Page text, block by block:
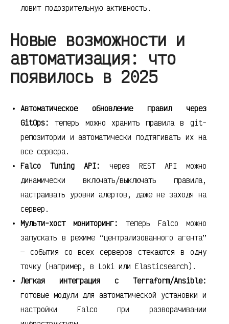
ловит подозрительную активность.
Новые возможности и
автоматизация: что
появилось в 2025
Автоматическое обновление правил через
GitOps:
теперь можно хранить правила в git-
репозитории и автоматически подтягивать их на
все сервера.
Falco Tuning API: через REST API можно
динамически включать/выключать правила,
настраивать уровни алертов, даже не заходя на
сервер.
Мульти-хост мониторинг: теперь Falco можно
запускать в режиме “централизованного агента”
— события со всех серверов стекаются в одну
точку (например, в Loki или Elasticsearch).
Легкая интеграция с Terraform/Ansible:
готовые модули для автоматической установки и
настройки Falco при разворачивании